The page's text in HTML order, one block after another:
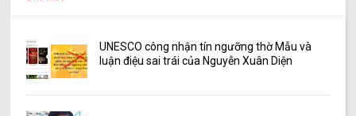
UNESCO công nhận tín ngưỡng thờ Mẫu và
luận điệu sai trái của Nguyễn Xuân Diện